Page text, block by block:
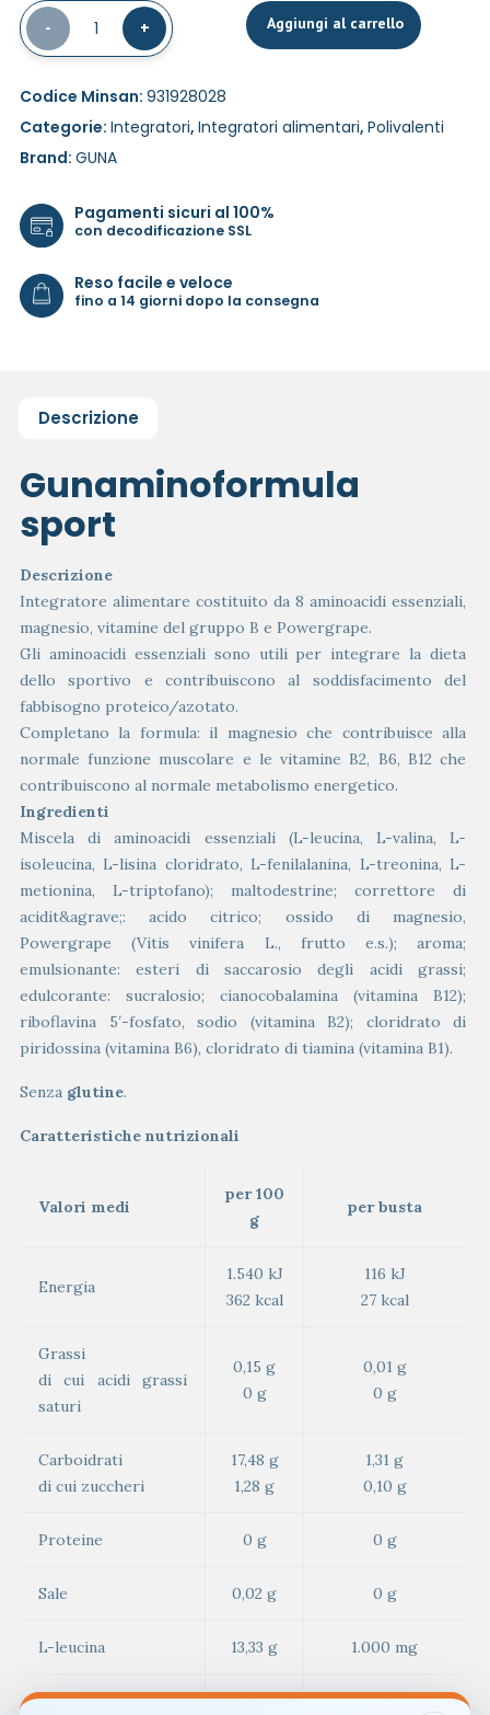
- 1 + Aggiungi al carrello
Codice Minsan: 931928028
Categorie: Integratori, Integratori alimentari, Polivalenti
Brand: GUNA
Pagamenti sicuri al 100%
con decodificazione SSL
Reso facile e veloce
fino a 14 giorni dopo la consegna
Descrizione
Gunaminoformula
sport
Descrizione
Integratore alimentare costituito da 8 aminoacidi essenziali,
magnesio, vitamine del gruppo B e Powergrape.
Gli aminoacidi essenziali sono utili per integrare la dieta
dello sportivo e contribuiscono al soddisfacimento del
fabbisogno proteico/azotato.
Completano la formula: il magnesio che contribuisce alla
normale funzione muscolare e le vitamine B2, B6, B12 che
contribuiscono al normale metabolismo energetico.
Ingredienti
Miscela di aminoacidi essenziali (L-leucina, L-valina, L-
isoleucina, L-lisina cloridrato, L-fenilalanina, L-treonina, L-
metionina, L-triptofano); maltodestrine; correttore di
acidit&agrave;: acido citrico; ossido di magnesio,
Powergrape (Vitis vinifera L., frutto e.s.); aroma;
emulsionante: esteri di saccarosio degli acidi grassi;
edulcorante: sucralosio; cianocobalamina (vitamina B12);
riboflavina 5′-fosfato, sodio (vitamina B2); cloridrato di
piridossina (vitamina B6), cloridrato di tiamina (vitamina B1).
Senza glutine.
Caratteristiche nutrizionali
Valori medi
per 100
g
per busta
Energia
1.540 kJ
362 kcal
116 kJ
27 kcal
Grassi
di cui acidi grassi
saturi
0,15 g
0 g
0,01 g
0 g
Carboidrati
di cui zuccheri
17,48 g
1,28 g
1,31 g
0,10 g
Proteine 0 g 0 g
Sale 0,02 g 0 g
L-leucina 13,33 g 1.000 mg
L-valina 10,67 g 800 mg